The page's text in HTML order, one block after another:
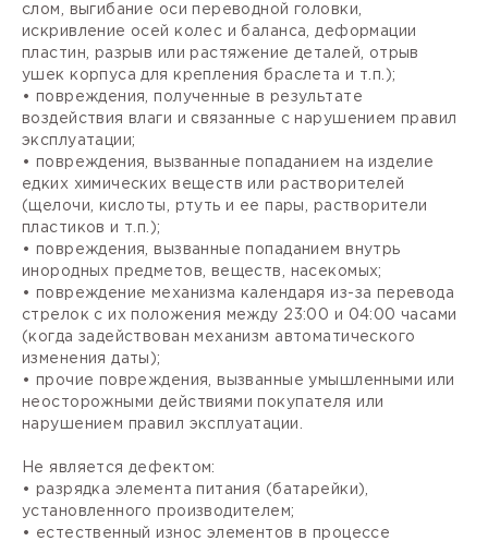
слом, выгибание оси переводной головки,
искривление осей колес и баланса, деформации
пластин, разрыв или растяжение деталей, отрыв
ушек корпуса для крепления браслета и т.п.);
• повреждения, полученные в результате
воздействия влаги и связанные с нарушением правил
эксплуатации;
• повреждения, вызванные попаданием на изделие
едких химических веществ или растворителей
(щелочи, кислоты, ртуть и ее пары, растворители
пластиков и т.п.);
• повреждения, вызванные попаданием внутрь
инородных предметов, веществ, насекомых;
• повреждение механизма календаря из-за перевода
стрелок с их положения между 23:00 и 04:00 часами
(когда задействован механизм автоматического
изменения даты);
• прочие повреждения, вызванные умышленными или
неосторожными действиями покупателя или
нарушением правил эксплуатации.
Не является дефектом:
• разрядка элемента питания (батарейки),
установленного производителем;
• естественный износ элементов в процессе